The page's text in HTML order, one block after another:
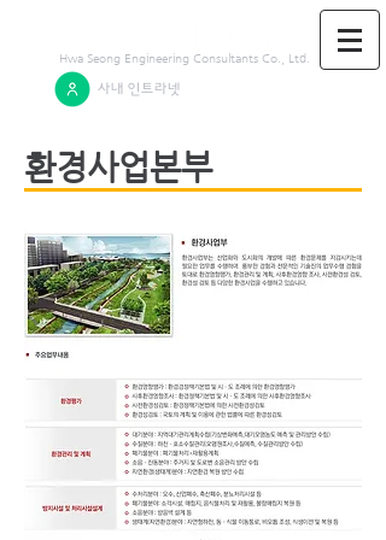
Hwa Seong Engineering Consultants Co., Ltd.
​사내 인트라넷
환경사업본부